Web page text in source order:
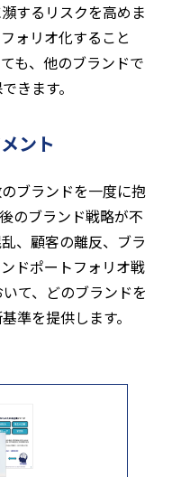
するリスクを高めま
ォリオ化すること
も、他のブランドで
きます。
ント
ブランドを一度に抱
のブランド戦略が不
、顧客の離反、ブラ
ドポートフォリオ戦
て、どのブランドを
準を提供します。